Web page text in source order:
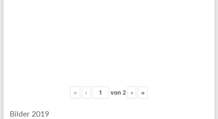
« ‹ von 2 › »
Bilder 2019